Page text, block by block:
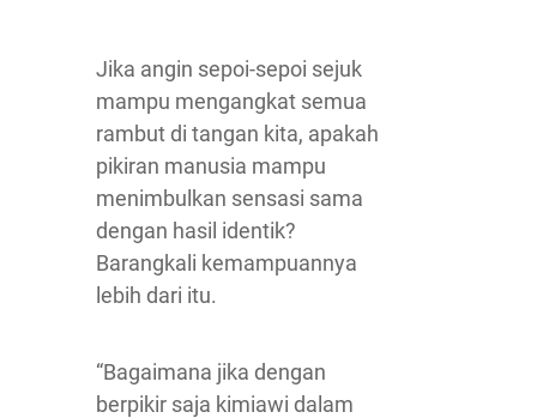
Jika angin sepoi-sepoi sejuk
mampu mengangkat semua
rambut di tangan kita, apakah
pikiran manusia mampu
menimbulkan sensasi sama
dengan hasil identik?
Barangkali kemampuannya
lebih dari itu.
“Bagaimana jika dengan
berpikir saja kimiawi dalam